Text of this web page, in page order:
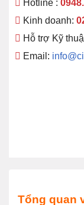
Hotline :
Kinh doanh:
Hỗ trợ Kỹ
Email:
Tổng quan